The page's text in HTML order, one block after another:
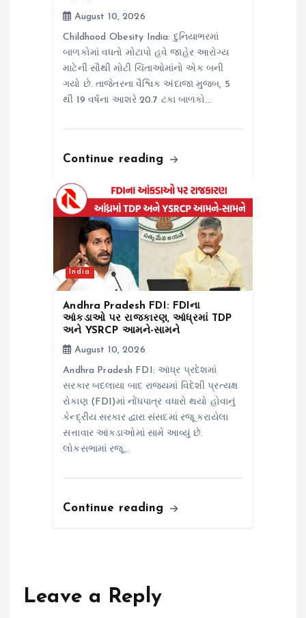
August 10, 2026
Childhood Obesity India: દુનિયાભરમાં
બાળકોમાં વધતો મોટાપો હવે જાહેર આરોગ્ય
માટેની સૌથી મોટી ચિંતાઓમાંનો એક બની
ગયો છે. તાજેતરના વૈશ્વિક અંદાજા મુજબ, 5
થી 19 વર્ષના આશરે 20.7 ટકા બાળકો…
Continue reading
India
Andhra Pradesh FDI: FDIના
આંકડાઓ પર રાજકારણ, આંધ્રમાં TDP
અને YSRCP આમને-સામને
August 10, 2026
Andhra Pradesh FDI: આંધ્ર પ્રદેશમાં
સરકાર બદલાયા બાદ રાજ્યમાં વિદેશી પ્રત્યક્ષ
રોકાણ (FDI)માં નોંધપાત્ર વધારો થયો હોવાનું
કેન્દ્રીય સરકાર દ્વારા સંસદમાં રજૂ કરાયેલા
સત્તાવાર આંકડાઓમાં સામે આવ્યું છે.
લોકસભામાં રજૂ…
Continue reading
Leave a Reply